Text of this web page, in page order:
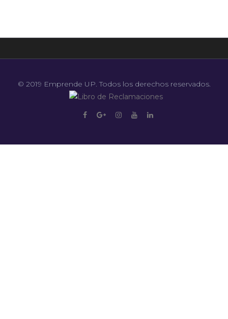
© 2019 Emprende UP. Todos los derechos reservados.